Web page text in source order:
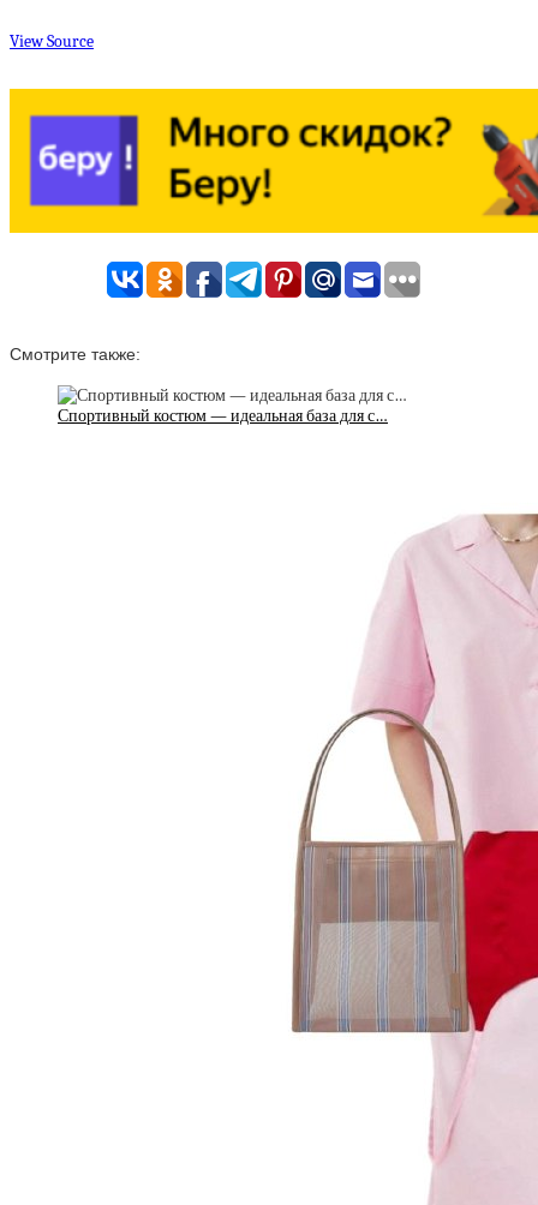
View Source
Смотрите также:
Спортивный костюм — идеальная база для с…